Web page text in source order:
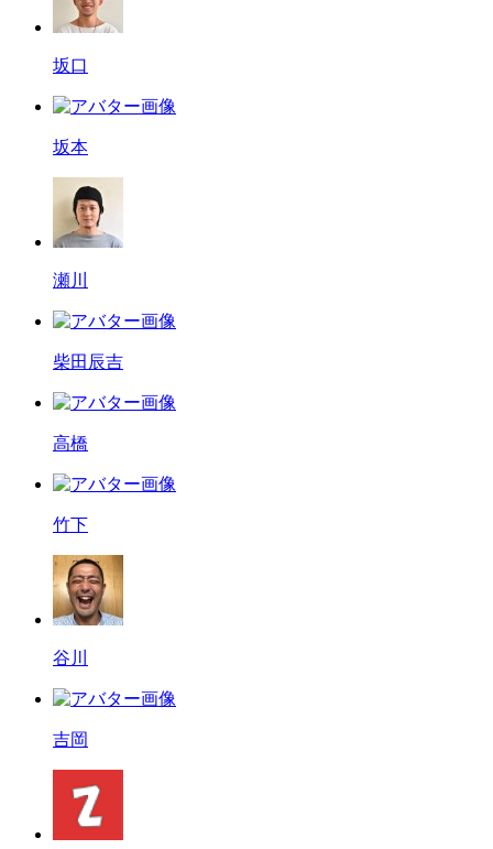
坂口
坂本
瀬川
柴田辰吉
高橋
竹下
谷川
吉岡